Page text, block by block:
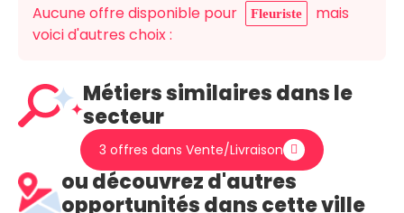
Aucune offre disponible pour Fleuriste
mais
voici d'autres choix :
Métiers similaires dans le
secteur
3 offres dans Vente/Livraison
ou découvrez d'autres
opportunités dans cette ville